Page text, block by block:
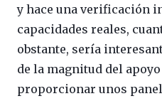
y hace una verificación
capacidades reales,
obstante, sería
de la magnitud del
proporcionar unos